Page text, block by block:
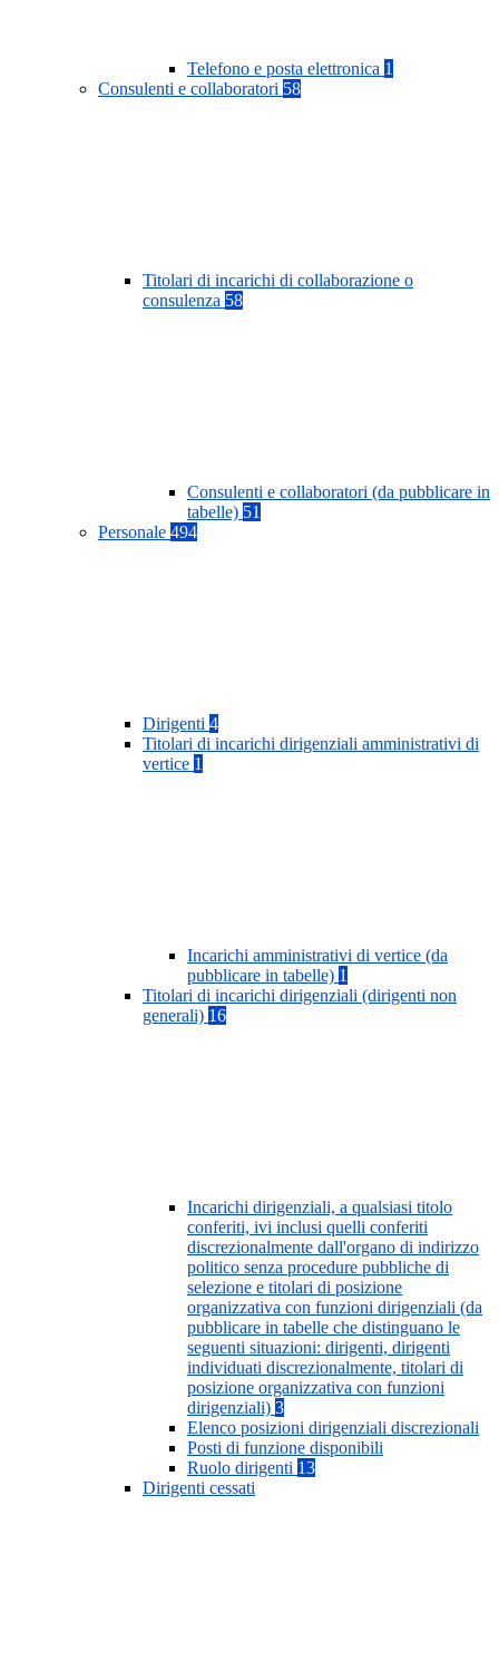
Telefono e posta elettronica 1
Consulenti e collaboratori 58
Titolari di incarichi di collaborazione o
consulenza 58
Consulenti e collaboratori (da pubblicare in
tabelle) 51
Personale 494
Dirigenti 4
Titolari di incarichi dirigenziali amministrativi di
vertice 1
Incarichi amministrativi di vertice (da
pubblicare in tabelle) 1
Titolari di incarichi dirigenziali (dirigenti non
generali) 16
Incarichi dirigenziali, a qualsiasi titolo
conferiti, ivi inclusi quelli conferiti
discrezionalmente dall'organo di indirizzo
politico senza procedure pubbliche di
selezione e titolari di posizione
organizzativa con funzioni dirigenziali (da
pubblicare in tabelle che distinguano le
seguenti situazioni: dirigenti, dirigenti
individuati discrezionalmente, titolari di
posizione organizzativa con funzioni
dirigenziali) 3
Elenco posizioni dirigenziali discrezionali
Posti di funzione disponibili
Ruolo dirigenti 13
Dirigenti cessati